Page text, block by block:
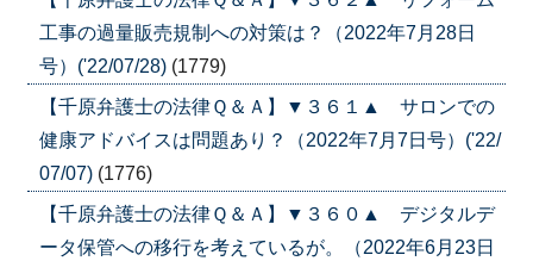
工事の過量販売規制への対策は？（2022年7月28日
号）('22/07/28) (1779)
【千原弁護士の法律Ｑ＆Ａ】▼３６１▲ サロンでの
健康アドバイスは問題あり？（2022年7月7日号）('22/
07/07) (1776)
【千原弁護士の法律Ｑ＆Ａ】▼３６０▲ デジタルデ
ータ保管への移行を考えているが。（2022年6月23日